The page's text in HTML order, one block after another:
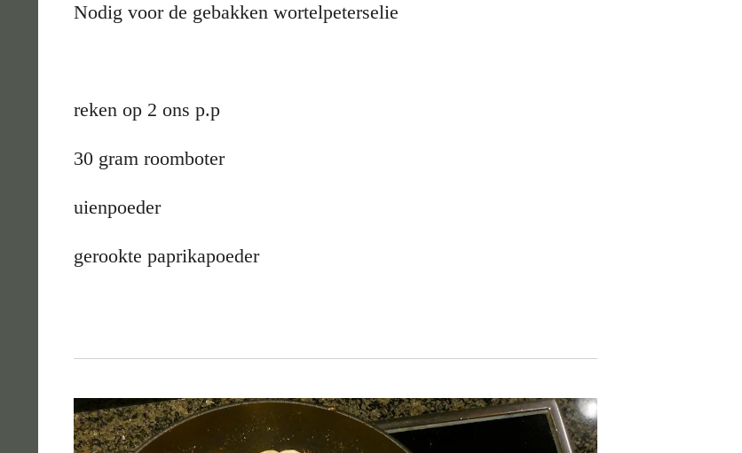
Nodig voor de gebakken wortelpeterselie
reken op 2 ons p.p
30 gram roomboter
uienpoeder
gerookte paprikapoeder